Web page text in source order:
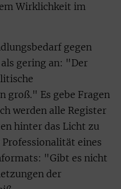
Wirklichkeit im
gegen
gering an: "Der
groß." Es gebe Fragen
werden alle Register
hinter das Licht zu
eines
"Gibt es nicht
der